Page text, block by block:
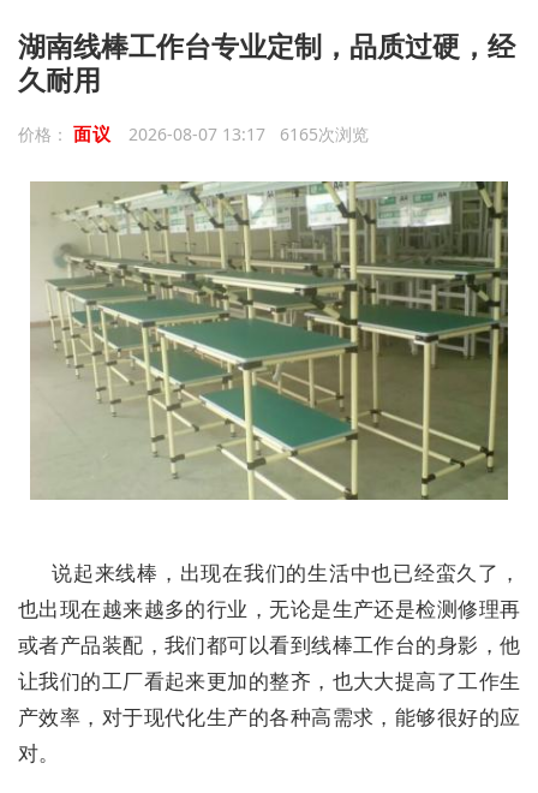
湖南线棒工作台专业定制，品质过硬，经
久耐用
价格： 面议 2026-08-07 13:17 6165次浏览
说起来线棒，出现在我们的生活中也已经蛮久了，
也出现在越来越多的行业，无论是生产还是检测修理再
或者产品装配，我们都可以看到线棒工作台的身影，他
让我们的工厂看起来更加的整齐，也大大提高了工作生
产效率，对于现代化生产的各种高需求，能够很好的应
对。